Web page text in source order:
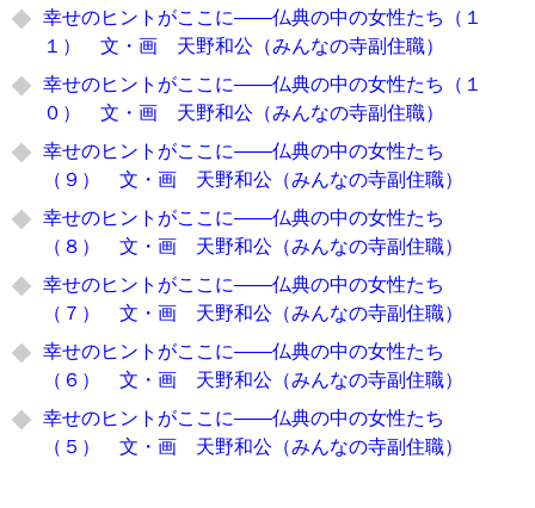
幸せのヒントがここに――仏典の中の女性たち（１
１） 文・画 天野和公（みんなの寺副住職）
幸せのヒントがここに――仏典の中の女性たち（１
０） 文・画 天野和公（みんなの寺副住職）
幸せのヒントがここに――仏典の中の女性たち
（９） 文・画 天野和公（みんなの寺副住職）
幸せのヒントがここに――仏典の中の女性たち
（８） 文・画 天野和公（みんなの寺副住職）
幸せのヒントがここに――仏典の中の女性たち
（７） 文・画 天野和公（みんなの寺副住職）
幸せのヒントがここに――仏典の中の女性たち
（６） 文・画 天野和公（みんなの寺副住職）
幸せのヒントがここに――仏典の中の女性たち
（５） 文・画 天野和公（みんなの寺副住職）